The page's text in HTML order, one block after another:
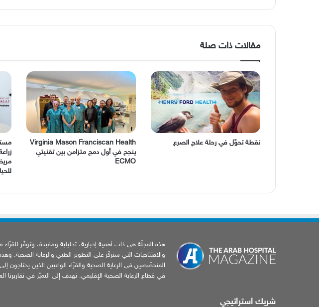
تغيير
مقالات ذات صلة
نقطة تحوّل في رحلة علاج الصرع
Virginia Mason Franciscan Health
ينجح في أول دمج متزامن بين تقنيتي
ECMO
هذه المجلّة هي ذات أهمية إخبارية، تحليلية ومفيدة، وتوفّر للقرّاء
والافتتاحيات التي ستركّز على التطوير الطبي والرعاية الصحية.
المتخصّصين في الرعاية الصحية والقرّاء الواعيين الذين
في قطاع الرعاية الصحية الإقليمي. نهدف إلى التميّز في تقاريرنا
شريك استراتيجي